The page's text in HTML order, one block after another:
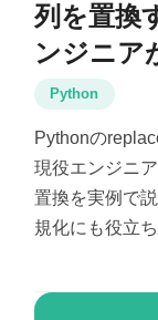
列を置換
ンジニア
Python
Pythonの
現役エンジニ
置換を実例で
規化にも役立